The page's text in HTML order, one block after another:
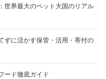
世界最大のペット大国のリアル
ずに活かす保管・活用・寄付の
ード徹底ガイド